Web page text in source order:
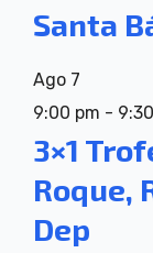
Santa
Ago 7
9:00 pm -
3×1
Roque,
Dep